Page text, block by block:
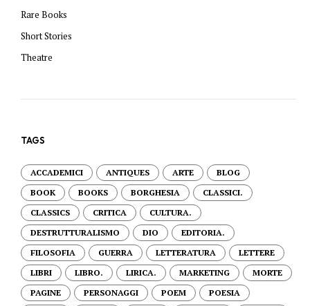
Rare Books
Short Stories
Theatre
TAGS
ACCADEMICI ANTIQUES ARTE
BLOG
BOOK
BOOKS BORGHESIA
CLASSICI.
CLASSICS
CRITICA
CULTURA.
DESTRUTTURALISMO
DIO
EDITORIA.
FILOSOFIA
GUERRA LETTERATURA
LETTERE
LIBRI
LIBRO. LIRICA. MARKETING
MORTE
PAGINE
PERSONAGGI POEM
POESIA